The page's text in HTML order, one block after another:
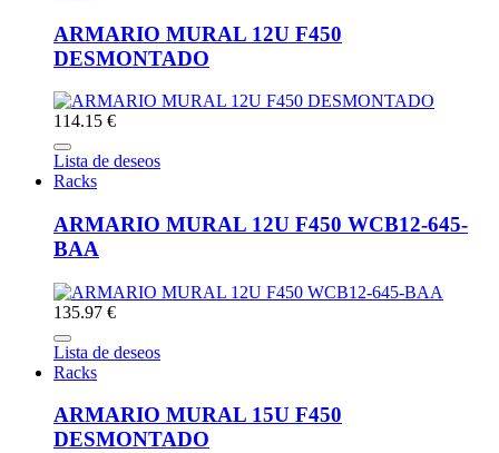
ARMARIO MURAL 12U F450
DESMONTADO
114.15 €
Lista de deseos
Racks
ARMARIO MURAL 12U F450 WCB12-645-
BAA
135.97 €
Lista de deseos
Racks
ARMARIO MURAL 15U F450
DESMONTADO